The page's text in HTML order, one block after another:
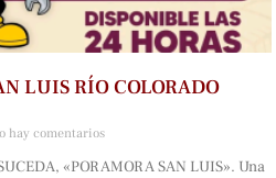
LUIS RÍO COLORADO
hay comentarios
«POR AMOR A SAN LUIS». Una